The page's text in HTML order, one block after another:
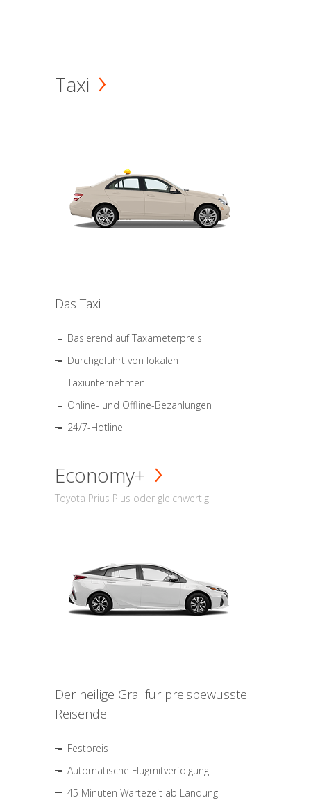
Taxi
Das Taxi
Basierend auf Taxameterpreis
Durchgeführt von lokalen
Taxiunternehmen
Online- und Offline-Bezahlungen
24/7-Hotline
Economy+
Toyota Prius Plus oder gleichwertig
Der heilige Gral für preisbewusste
Reisende
Festpreis
Automatische Flugmitverfolgung
45 Minuten Wartezeit ab Landung